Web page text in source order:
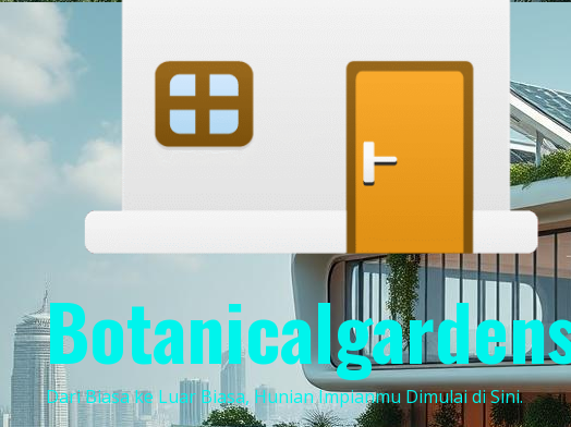
Dari Biasa ke Luar Biasa, Hunian Impianmu Dimulai di Sini.